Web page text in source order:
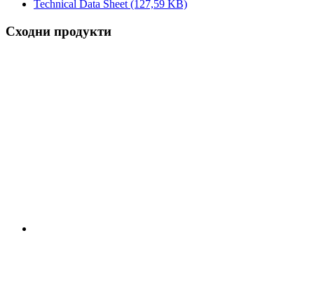
Technical Data Sheet (127,59 KB)
Сходни продукти